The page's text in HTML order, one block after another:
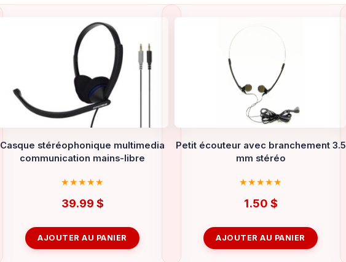
Casque stéréophonique multimedia
communication mains-libre
39.99 $
AJOUTER AU PANIER
Petit écouteur avec branchement 3.5
mm stéréo
1.50 $
AJOUTER AU PANIER